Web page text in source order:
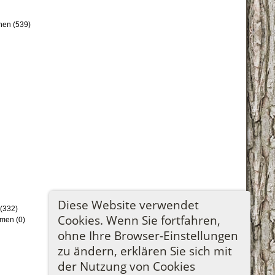
Diese Website verwendet
Cookies. Wenn Sie fortfahren,
ohne Ihre Browser-Einstellungen
zu ändern, erklären Sie sich mit
der Nutzung von Cookies
(539)
(0)